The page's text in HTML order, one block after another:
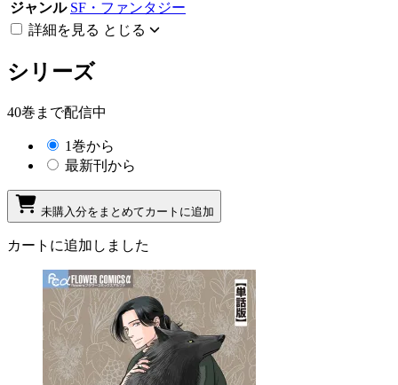
ジャンル SF・ファンタジー
詳細を見る とじる
シリーズ
40巻まで配信中
1巻から
最新刊から
未購入分をまとめてカートに追加
カートに追加しました